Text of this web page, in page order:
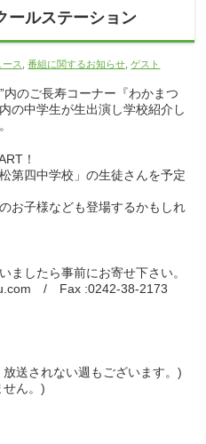
ールステーション
ース ,番組に関するお知らせ ,ゲスト
内のご長寿コーナー『わかまつ
の中学生が生出演し学校紹介し
！
第四中学校」の生徒さんを予定
お子様なども登場するかもしれ
ましたら事前にお寄せ下さい。
/ Fax :0242-38-2173
送されない週もございます。)
ん。)